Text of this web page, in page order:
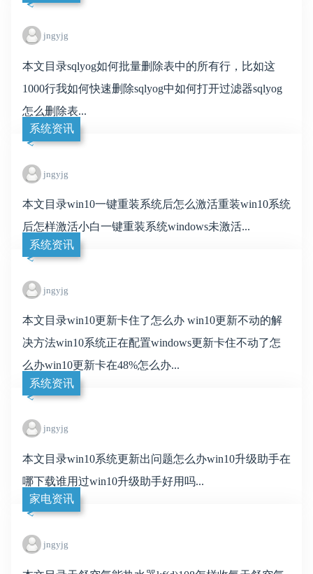
jngyjg
本文目录sqlyog如何批量删除表中的所有行，比如这
1000行我如何快速删除sqlyog中如何打开过滤器sqlyog
怎么删除表...
系统资讯
jngyjg
本文目录win10一键重装系统后怎么激活重装win10系统
后怎样激活小白一键重装系统windows未激活...
系统资讯
jngyjg
本文目录win10更新卡住了怎么办 win10更新不动的解
决方法win10系统正在配置windows更新卡住不动了怎
么办win10更新卡在48%怎么办...
系统资讯
jngyjg
本文目录win10系统更新出问题怎么办win10升级助手在
哪下载谁用过win10升级助手好用吗...
家电资讯
jngyjg